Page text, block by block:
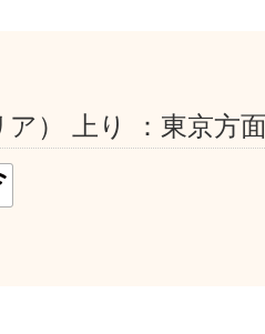
） 上り ：東京方面